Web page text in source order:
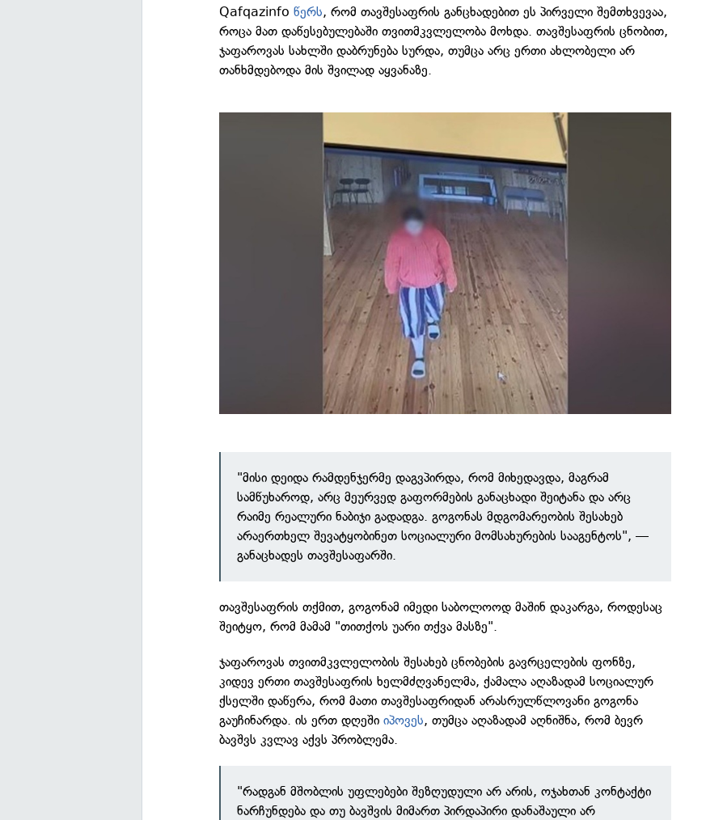
Qafqazinfoწერს, რომ თავშესაფრის განცხადებით ეს პირველი შემთხვევაა,
როცა მათ დაწესებულებაში თვითმკვლელობა მოხდა. თავშესაფრის ცნობით,
ჯაფაროვას სახლში დაბრუნება სურდა, თუმცა არც ერთი ახლობელი არ
თანხმდებოდა მის შვილად აყვანაზე.
"მისი დეიდა რამდენჯერმე დაგვპირდა, რომ მიხედავდა, მაგრამ
სამწუხაროდ, არც მეურვედ გაფორმების განაცხადი შეიტანა და არც
რაიმე რეალური ნაბიჯი გადადგა. გოგონას მდგომარეობის შესახებ
არაერთხელ შევატყობინეთ სოციალური მომსახურების სააგენტოს", —
განაცხადეს თავშესაფარში.
თავშესაფრის თქმით, გოგონამ იმედი საბოლოოდ მაშინ დაკარგა, როდესაც
შეიტყო, რომ მამამ "თითქოს უარი თქვა მასზე".
ჯაფაროვას თვითმკვლელობის შესახებ ცნობების გავრცელების ფონზე,
კიდევ ერთი თავშესაფრის ხელმძღვანელმა, ქამალა აღაზადამ სოციალურ
ქსელში დაწერა, რომ მათი თავშესაფრიდან არასრულწლოვანი გოგონა
გაუჩინარდა. ის ერთ დღეშიიპოვეს, თუმცა აღაზადამ აღნიშნა, რომ ბევრ
ბავშვს კვლავ აქვს პრობლემა.
"რადგან მშობლის უფლებები შეზღუდული არ არის, ოჯახთან კონტაქტი
ნარჩუნდება და თუ ბავშვის მიმართ პირდაპირი დანაშაული არ